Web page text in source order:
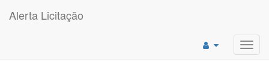
Alerta Licitação